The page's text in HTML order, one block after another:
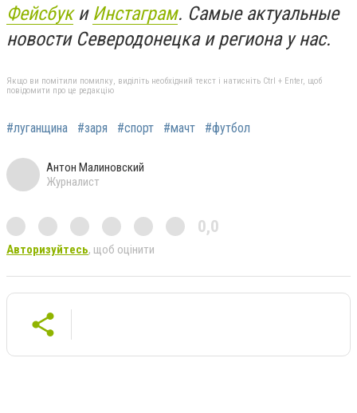
Фейсбуки Инстаграм. Самые актуальные
новости Северодонецка и региона у нас.
Якщо ви помітили помилку, виділіть необхідний текст і натисніть Ctrl + Enter, щоб
повідомити про це редакцію
#луганщина #заря #спорт #мачт #футбол
Антон Малиновский
Журналист
0,0
Авторизуйтесь, щоб оцінити